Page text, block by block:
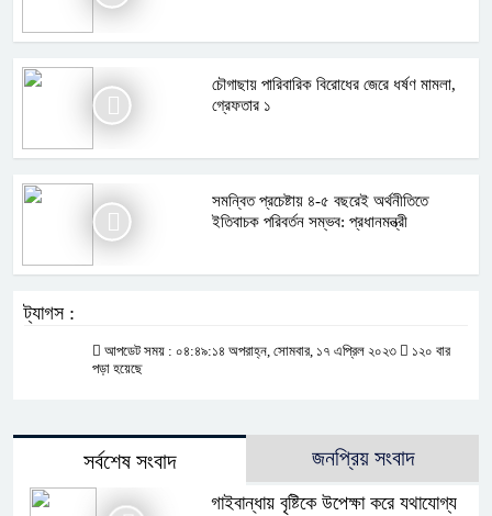
চৌগাছায় পারিবারিক বিরোধের জেরে ধর্ষণ মামলা,
গ্রেফতার ১
সমন্বিত প্রচেষ্টায় ৪-৫ বছরেই অর্থনীতিতে
ইতিবাচক পরিবর্তন সম্ভব: প্রধানমন্ত্রী
ট্যাগস :
আপডেট সময় : ০৪:৪৯:১৪ অপরাহ্ন, সোমবার, ১৭ এপ্রিল ২০২৩
১২০ বার
পড়া হয়েছে
সর্বশেষ সংবাদ জনপ্রিয় সংবাদ
গাইবান্ধায় বৃষ্টিকে উপেক্ষা করে যথাযোগ্য